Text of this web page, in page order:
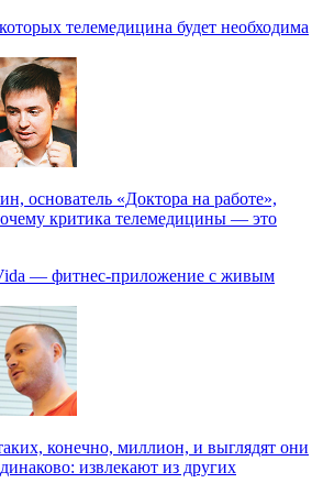
телемедицина будет необходима
основатель «Доктора на работе»,
критика телемедицины — это
— фитнес-приложение с живым
конечно, миллион, и выглядят они
извлекают из других